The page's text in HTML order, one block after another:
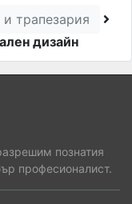
и трапезария
дизайн
познатия
професионалист.